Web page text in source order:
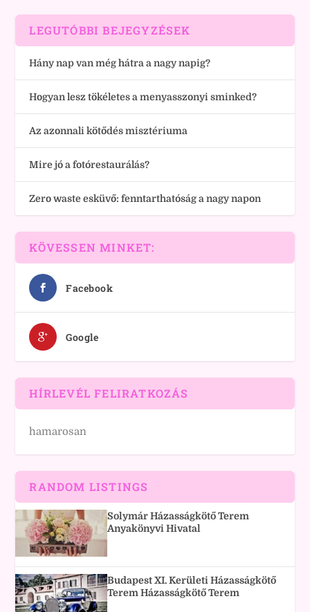
LEGUTÓBBI BEJEGYZÉSEK
Hány nap van még hátra a nagy napig?
Hogyan lesz tökéletes a menyasszonyi sminked?
Az azonnali kötődés misztériuma
Mire jó a fotórestaurálás?
Zero waste esküvő: fenntarthatóság a nagy napon
KÖVESSEN MINKET:
Facebook
Google
HÍRLEVÉL FELIRATKOZÁS
hamarosan
RANDOM LISTINGS
Solymár Házasságkötő Terem
Anyakönyvi Hivatal
Budapest XI. Kerületi Házasságkötő
Terem Házasságkötő Terem